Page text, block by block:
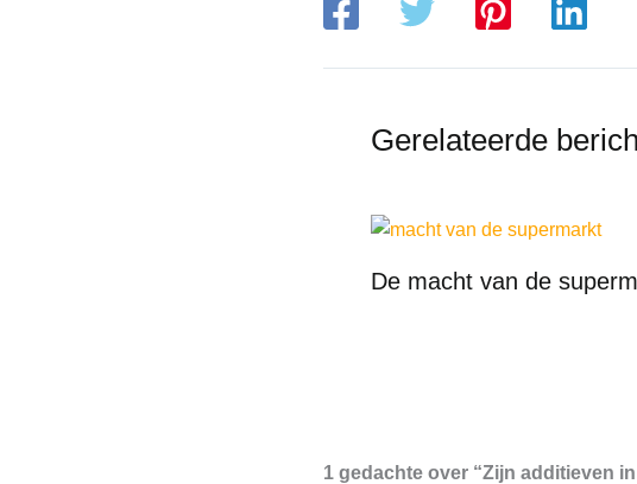
Gerelateerde
De macht van de
1 gedachte over “Zijn additieven